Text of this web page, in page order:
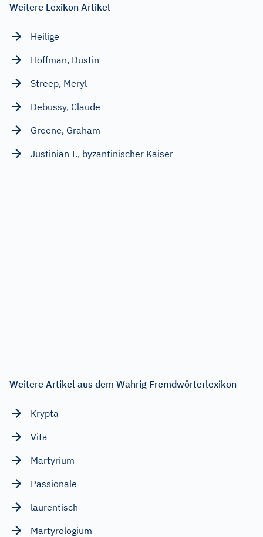
Weitere Lexikon Artikel
Heilige
Hoffman, Dustin
Streep, Meryl
Debussy, Claude
Greene, Graham
Justinian I., byzantinischer Kaiser
Weitere Artikel aus dem Wahrig Fremdwörterlexikon
Krypta
Vita
Martyrium
Passionale
laurentisch
Martyrologium